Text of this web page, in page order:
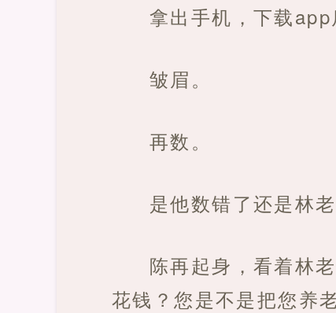
拿出手机，下载app
皱眉。
再数。
是他数错了还是林
陈再起身，看着林
花钱？您是不是把您养